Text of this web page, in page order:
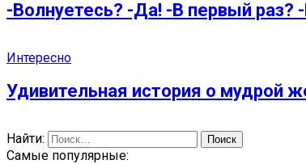
-Волнуетесь? -Да! -В первый
Интересно
Удивительная история о мудрой
Найти:
Самые популярные: